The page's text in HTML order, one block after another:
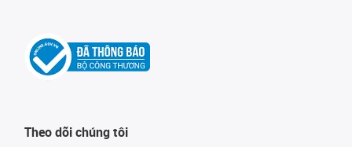
Theo dõi chúng tôi